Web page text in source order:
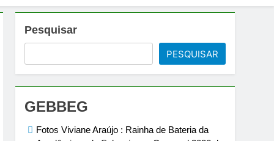
Pesquisar
PESQUISAR
GEBBEG
Fotos Viviane Araújo : Rainha de Bateria da